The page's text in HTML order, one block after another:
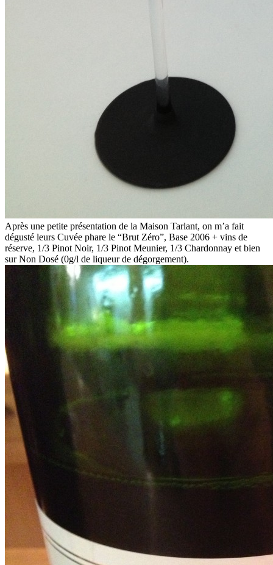
Après une petite présentation de la Maison Tarlant, on m’a fait
dégusté leurs Cuvée phare le “Brut Zéro”, Base 2006 + vins de
réserve, 1/3 Pinot Noir, 1/3 Pinot Meunier, 1/3 Chardonnay et bien
sur Non Dosé (0g/l de liqueur de dégorgement).